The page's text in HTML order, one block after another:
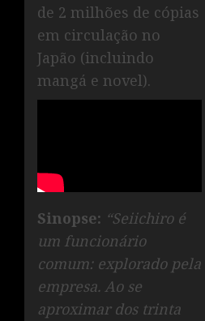
de 2 milhões de cópias
em circulação no
Japão (incluindo
mangá e novel).
Sinopse: “Seiichiro é
um funcionário
comum: explorado pela
empresa. Ao se
aproximar dos trinta